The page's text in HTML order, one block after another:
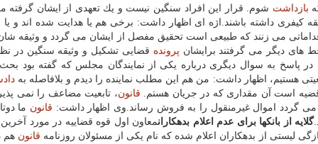
بازداشت شوم. قرار این افراد سنگین نیست و یك تعهدی از ایشان گرفته
كیفری داشته باشند.اژه ای اظهار داشت: برخی هم یا هدایت شده اند و
می زنند كه طبیعی است تحقیق مفصل از ایشان می گردد و وثیقه
دیگر می گرفتند برایشان پرونده قضایی تشكیل و وثیقه سنگین در
پاسخ به سوال دیگری درباره یكی از نمایندگان مجلس كه گفته بود
هستیم، اظهار داشت: من هم این مطلب نماینده را دیدم و بلافاصله به
است آن مقداری كه در جریان هستم. قانون، تابعیت مضاعف را نمی
می گردد اموال غیرمنقول را به فروش رساند.وی اظهار داشت: قانون ما
گلایه از بانكها برای عدم اعلام بدهكارانمعاون اول قوه قضاییه در مورد
لیستی از بدهكاران اعلام شده كه نام یكی از مسئولان روزنامه قانون هم